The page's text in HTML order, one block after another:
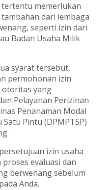
memerlukan
dari lembaga
seperti izin dari
Badan Usaha Milik
syarat tersebut,
permohonan izin
otoritas yang
Pelayanan Perizinan
Penanaman Modal
Pintu (DPMPTSP)
izin usaha
evaluasi dan
berwenang sebelum
Anda.